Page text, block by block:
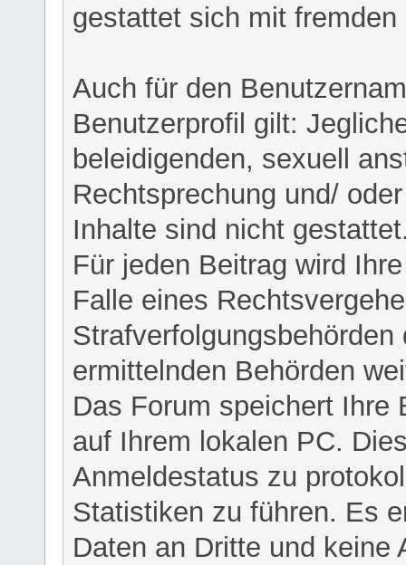
gestattet sich mit
Auch für den
Benutzerprofil gilt:
beleidigenden, sexuell
Rechtsprechung und/
Inhalte sind nicht
Für jeden Beitrag wird
Falle eines
ermittelnden Behörden
Das Forum speichert Ihre
auf Ihrem lokalen PC.
Anmeldestatus zu
Statistiken zu führen. Es
Daten an Dritte und keine